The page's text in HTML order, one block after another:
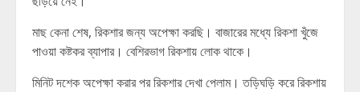
মাছ কেনা শেষ, রিকশার জন্য অপেক্ষা করছি। বাজারের মধ্যে রিকশা খুঁজে
পাওয়া কষ্টকর ব্যাপার। বেশিরভাগ রিকশায় লোক থাকে।
মিনিট দশেক অপেক্ষা করার পর রিকশার দেখা পেলাম। তড়িঘড়ি করে রিকশায়